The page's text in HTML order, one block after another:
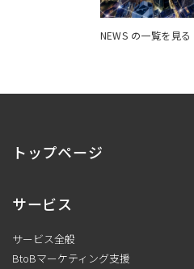
NEWS の一覧を見る
トップページ
サービス
サービス全般
BtoBマーケティング支援